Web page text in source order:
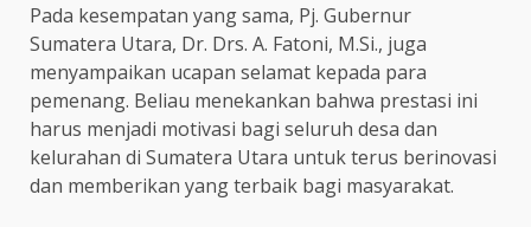
Pada kesempatan yang sama, Pj. Gubernur
Sumatera Utara, Dr. Drs. A. Fatoni, M.Si., juga
menyampaikan ucapan selamat kepada para
pemenang. Beliau menekankan bahwa prestasi ini
harus menjadi motivasi bagi seluruh desa dan
kelurahan di Sumatera Utara untuk terus berinovasi
dan memberikan yang terbaik bagi masyarakat.